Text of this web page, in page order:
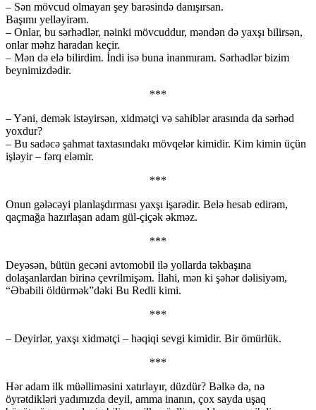
– Sən mövcud olmayan şey barəsində danışırsan.
Başımı yelləyirəm.
– Onlar, bu sərhədlər, nəinki mövcuddur, məndən də yaxşı bilirsən,
onlar məhz haradan keçir.
– Mən də elə bilirdim. İndi isə buna inanmıram. Sərhədlər bizim
beynimizdədir.
***
– Yəni, demək istəyirsən, xidmətçi və sahiblər arasında da sərhəd
yoxdur?
– Bu sadəcə şahmat taxtasındakı mövqelər kimidir. Kim kimin üçün
işləyir – fərq eləmir.
***
Onun gələcəyi planlaşdırması yaxşı işarədir. Belə hesab edirəm,
qaçmağa hazırlaşan adam gül-çiçək əkməz.
***
Deyəsən, bütün gecəni avtomobil ilə yollarda təkbaşına
dolaşanlardan birinə çevrilmişəm. İlahi, mən ki şəhər dəlisiyəm,
“Əbabili öldürmək”dəki Bu Redli kimi.
***
– Deyirlər, yaxşı xidmətçi – həqiqi sevgi kimidir. Bir ömürlük.
***
Hər adam ilk müəlliməsini xatırlayır, düzdür? Bəlkə də, nə
öyrətdikləri yadımızda deyil, amma inanın, çox sayda uşaq